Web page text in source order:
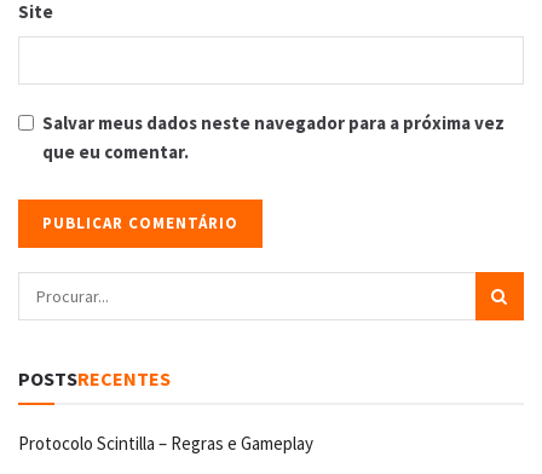
Site
Salvar meus dados neste navegador para a próxima vez
que eu comentar.
POSTSRECENTES
Protocolo Scintilla – Regras e Gameplay